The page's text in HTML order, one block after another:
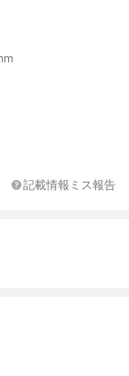
記載情報ミス報告